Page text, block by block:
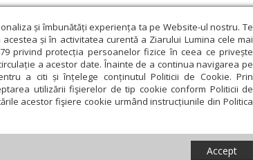
și îmbunătăți experiența ta pe Website-ul nostru. Te
și în activitatea curentă a Ziarului Lumina cele mai
privind protecția persoanelor fizice în ceea ce privește
a acestor date. Înainte de a continua navigarea pe
a citi și înțelege conținutul Politicii de Cookie. Prin
utilizării fişierelor de tip cookie conform Politicii de
acestor fişiere cookie urmând instrucțiunile din Politica
Accept